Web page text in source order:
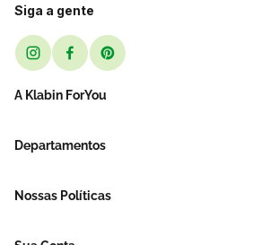
Siga a gente
A Klabin ForYou
Black Friday
Blog
Departamentos
Sacos e Sacolas
Nossas Políticas